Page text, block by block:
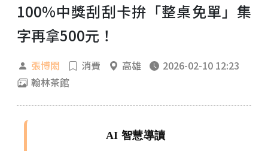
100%中獎刮刮卡拚「整桌免單」集
字再拿500元！
張博閎 消費 高雄
2026-02-10 12:23
翰林茶館
AI 智慧導讀